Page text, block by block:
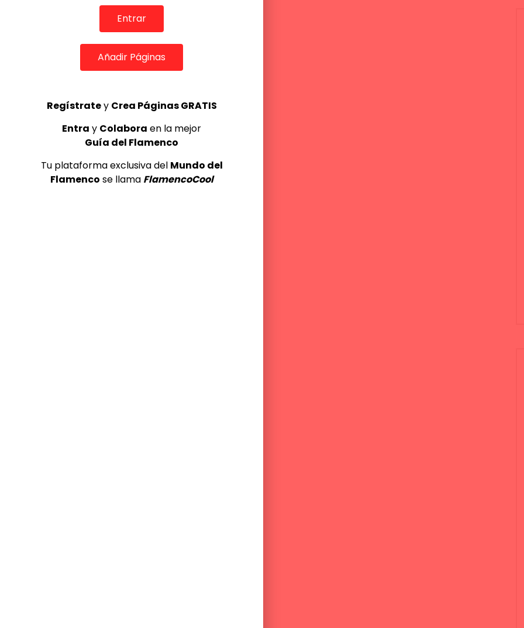
Jorge A Rodríguez “Wilo”
ganador Concurso Silla de Oro
DE FLAMENCO TV
29/01/2018
0
1.8K 13 0
Entrar
Añadir Páginas
Regístratey Crea Páginas GRATIS
Entra y Colabora en la mejor
Guía del Flamenco
Tu plataforma exclusiva del Mundo del
Flamenco se llama FlamencoCool